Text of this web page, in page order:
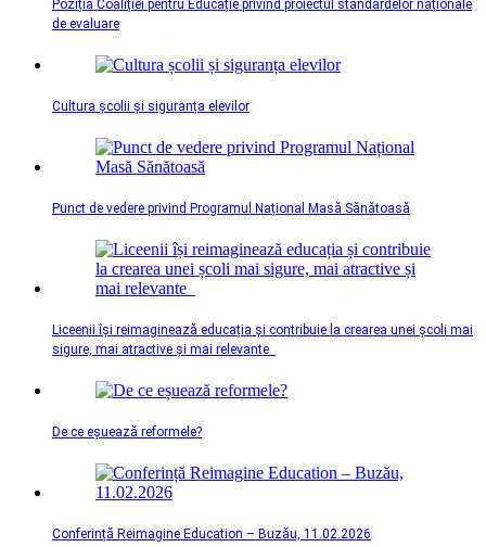
Poziția Coaliției pentru Educație privind proiectul standardelor naționale
de evaluare
Cultura școlii și siguranța elevilor
Punct de vedere privind Programul Național Masă Sănătoasă
Liceenii își reimaginează educația și contribuie la crearea unei școli mai
sigure, mai atractive și mai relevante
De ce eșuează reformele?
Conferință Reimagine Education – Buzău, 11.02.2026